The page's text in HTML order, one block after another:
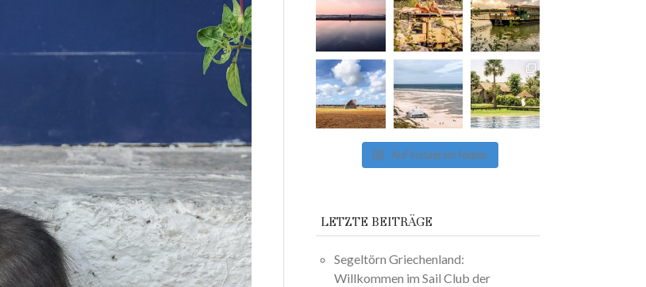
Auf Instagram folgen
LETZTE BEITRÄGE
Segeltörn Griechenland:
Willkommen im Sail Club der